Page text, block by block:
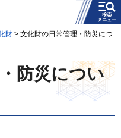
メニュー
財 > 文化財の日常管理・防災につ
防災につい